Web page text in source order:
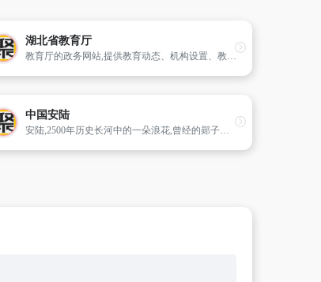
湖北省教育厅
教育厅的政务网站,提供教育动态、机构设置、教育法规、办事指南、本厅文件、招生考试等。
中国安陆
安陆,2500年历史长河中的一朵浪花,曾经的郧子国、安陆郡、德安府,昭示着她辉煌的历史；安陆,800里涢水岸边的一粒明珠,湖北第一批农村综合改革试点县、城市改革试点市、扩权试点市,改革开放成就了她美好的前景。